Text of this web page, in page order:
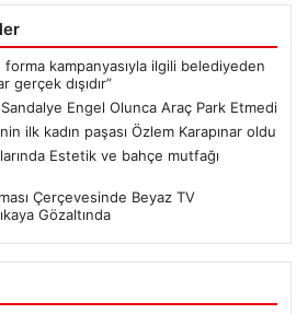
kampanyasıyla ilgili belediyeden
gerçek dışıdır”
Sandalye Engel Olunca Araç Park Etmedi
ilk kadın paşası Özlem Karapınar oldu
Estetik ve bahçe mutfağı
Çerçevesinde Beyaz TV
Gözaltında